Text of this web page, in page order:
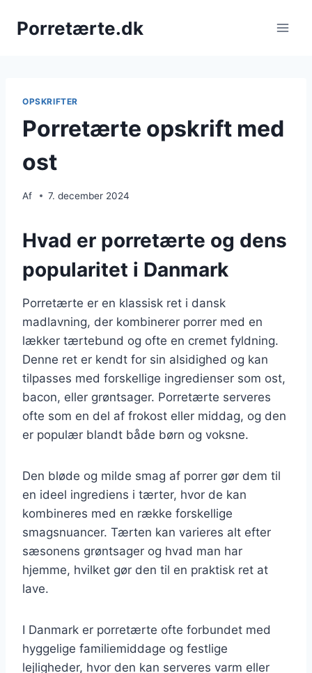
Porretærte.dk
OPSKRIFTER
Porretærte opskrift med
ost
Af 7. december 2024
Hvad er porretærte og dens
popularitet i Danmark
Porretærte er en klassisk ret i dansk
madlavning, der kombinerer porrer med en
lækker tærtebund og ofte en cremet fyldning.
Denne ret er kendt for sin alsidighed og kan
tilpasses med forskellige ingredienser som ost,
bacon, eller grøntsager. Porretærte serveres
ofte som en del af frokost eller middag, og den
er populær blandt både børn og voksne.
Den bløde og milde smag af porrer gør dem til
en ideel ingrediens i tærter, hvor de kan
kombineres med en række forskellige
smagsnuancer. Tærten kan varieres alt efter
sæsonens grøntsager og hvad man har
hjemme, hvilket gør den til en praktisk ret at
lave.
I Danmark er porretærte ofte forbundet med
hyggelige familiemiddage og festlige
lejligheder, hvor den kan serveres varm eller